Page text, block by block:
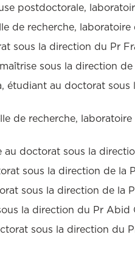
postdoctorale,
de recherche,
sous la direction du Pr
sous la direction
étudiant au doctorat
de recherche,
doctorat sous la
sous la direction de la
sous la direction de la
la direction du Pr Abid
sous la direction du